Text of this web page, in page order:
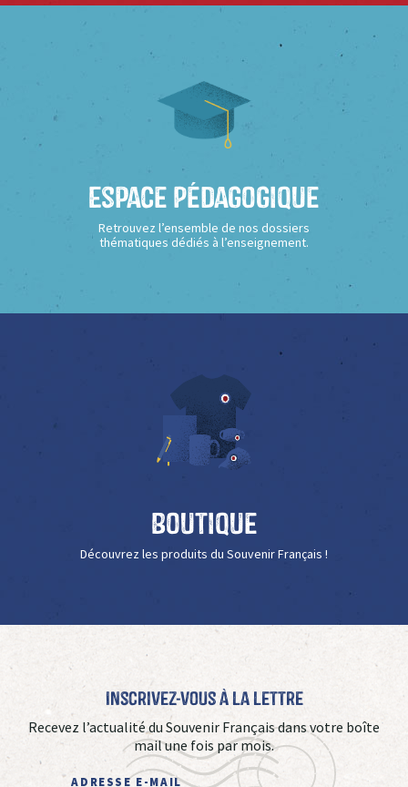
Espace Pédagogique
Retrouvez l’ensemble de nos dossiers
thématiques dédiés à l’enseignement.
Boutique
Découvrez les produits du Souvenir Français !
Inscrivez-vous à La Lettre
Recevez l’actualité du Souvenir Français dans votre boîte
mail une fois par mois.
ADRESSE E-MAIL